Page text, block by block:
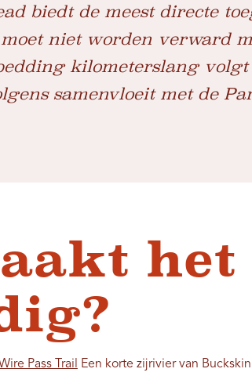
biedt de meest directe
niet worden verward
kilometerslang volgt
samenvloeit met de
het
Pass Trail Een korte zijrivier van